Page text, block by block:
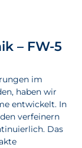
– FW-5
im
haben wir
entwickelt. In
verfeinern
Das